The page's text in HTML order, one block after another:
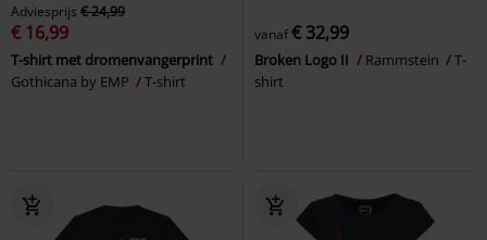
Adviesprijs € 24,99
€ 16,99
T-shirt met dromenvangerprint
Gothicana by EMP
T-shirt
vanaf€ 32,99
Broken Logo II Rammstein
T-
shirt